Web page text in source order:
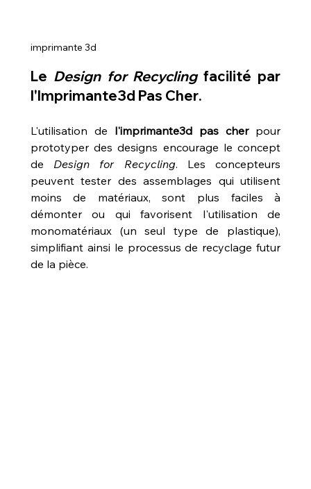
imprimante 3d
Le Design for Recycling facilité par
l'Imprimante3d Pas Cher.
L'utilisation de l'imprimante3d pas cher pour
prototyper des designs encourage le concept
de Design for Recycling. Les concepteurs
peuvent tester des assemblages qui utilisent
moins de matériaux, sont plus faciles à
démonter ou qui favorisent l'utilisation de
monomatériaux (un seul type de plastique),
simplifiant ainsi le processus de recyclage futur
de la pièce.